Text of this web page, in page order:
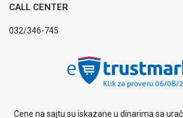
CALL CENTER
032/346-745
Cene na sajtu su iskazane u dinarima sa